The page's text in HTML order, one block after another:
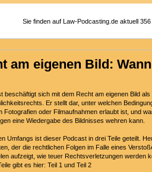
Sie finden auf Law-Podcasting.de aktuell
am eigenen Bild:
beschäftigt sich mit dem Recht am eigenen Bild als
Er stellt dar, unter welchen
Fotografien oder Filmaufnahmen erlaubt ist, und
eine Wiedergabe des Bildnisses wehren kann.
Umfangs ist dieser Podcast in drei Teile geteilt.
der die rechtlichen Folgen im Falle eines
aufzeigt, wie teuer Rechtsverletzungen werden
gibt es hier: Teil 1 und Teil 2